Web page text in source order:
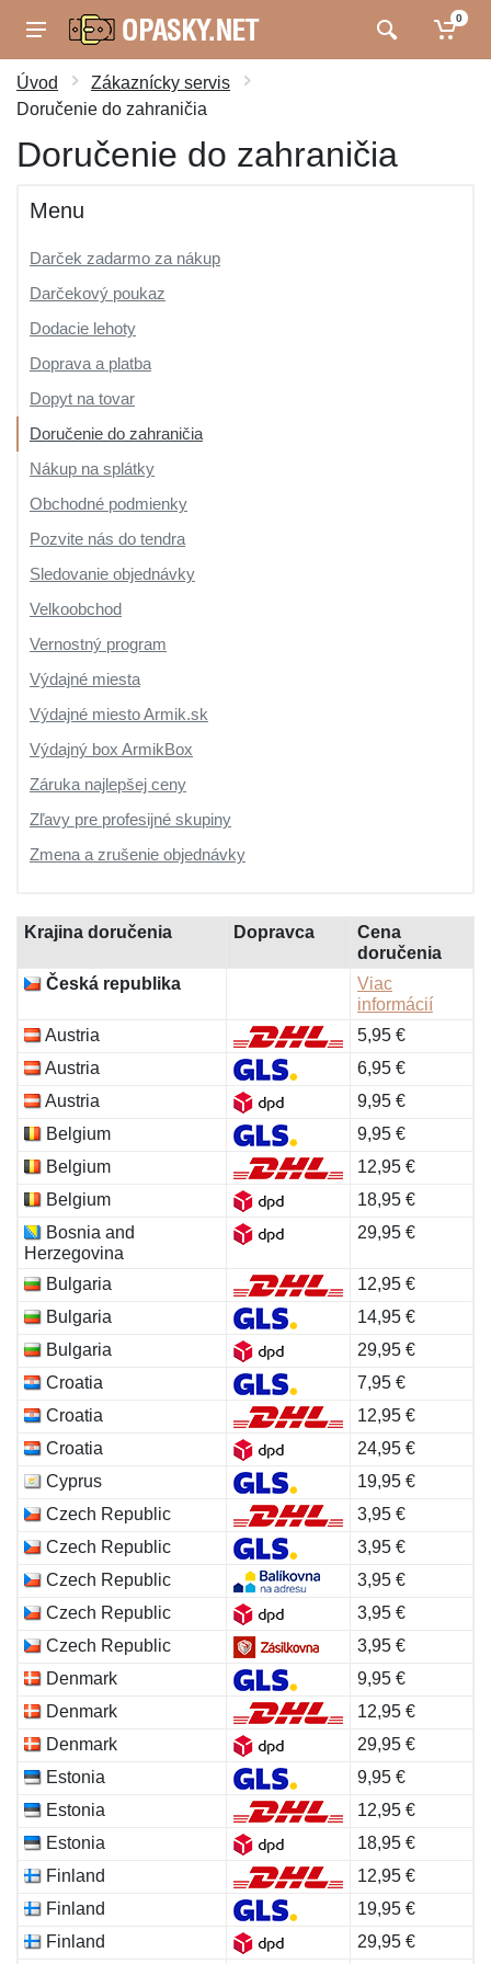
0
Úvod
Zákaznícky servis
Doručenie do zahraničia
Doručenie do zahraničia
Menu
Darček zadarmo za nákup
Darčekový poukaz
Dodacie lehoty
Doprava a platba
Dopyt na tovar
Doručenie do zahraničia
Nákup na splátky
Obchodné podmienky
Pozvite nás do tendra
Sledovanie objednávky
Velkoobchod
Vernostný program
Výdajné miesta
Výdajné miesto Armik.sk
Výdajný box ArmikBox
Záruka najlepšej ceny
Zľavy pre profesijné skupiny
Zmena a zrušenie objednávky
Krajina doručenia Dopravca
Cena
doručenia
Česká republika
Viac
informácií
Austria
5,95 €
Austria
6,95 €
Austria
9,95 €
Belgium
9,95 €
Belgium
12,95 €
Belgium
18,95 €
Bosnia and
Herzegovina
29,95 €
Bulgaria
12,95 €
Bulgaria
14,95 €
Bulgaria
29,95 €
Croatia
7,95 €
Croatia
12,95 €
Croatia
24,95 €
Cyprus
19,95 €
Czech Republic
3,95 €
Czech Republic
3,95 €
Czech Republic
3,95 €
Czech Republic
3,95 €
Czech Republic
3,95 €
Denmark
9,95 €
Denmark
12,95 €
Denmark
29,95 €
Estonia
9,95 €
Estonia
12,95 €
Estonia
18,95 €
Finland
12,95 €
Finland
19,95 €
Finland
29,95 €